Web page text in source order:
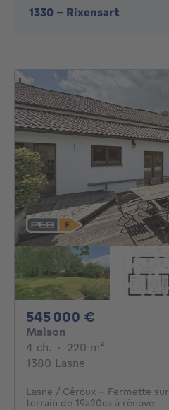
1330 - Rixensart
545 000 €
Maison
4 ch. 4 chambres
· 220 m²
1380 Lasne
Lasne / Céroux - Fermette sur
terrain de 19a20ca à rénove